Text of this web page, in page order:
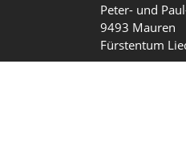
Peter- und
9493 Mauren
Fürstentum